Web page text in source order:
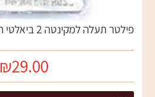
פילטר תעלה למקינטה 2 ביאלטי רגיל
₪29.00